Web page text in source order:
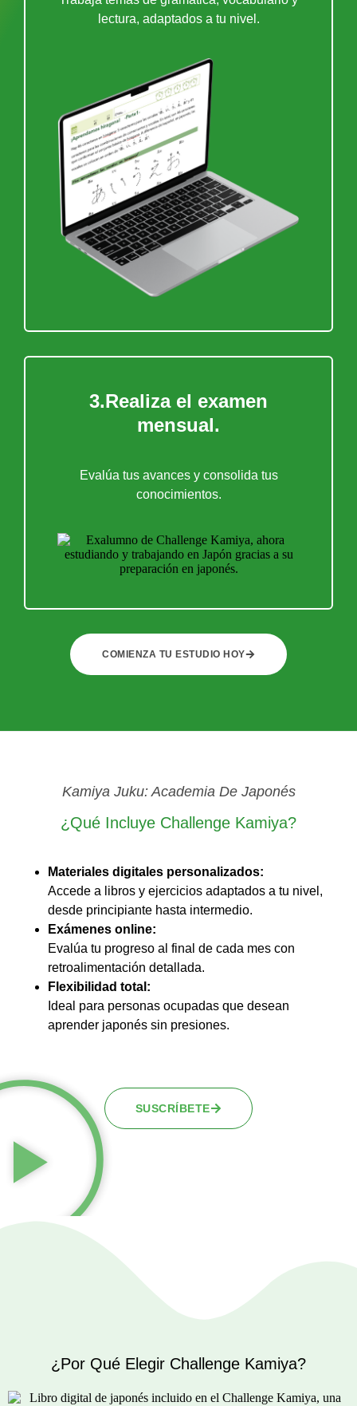
lectura, adaptados a tu nivel.
3.Realiza el examen
mensual.
Evalúa tus avances y consolida tus
conocimientos.
COMIENZA TU ESTUDIO HOY
Kamiya Juku: Academia De Japonés
¿Qué Incluye Challenge Kamiya?
Materiales digitales personalizados:
Accede a libros y ejercicios adaptados a tu nivel,
desde principiante hasta intermedio.
Exámenes online:
Evalúa tu progreso al final de cada mes con
retroalimentación detallada.
Flexibilidad total:
Ideal para personas ocupadas que desean
aprender japonés sin presiones.
SUSCRÍBETE
¿Por Qué Elegir Challenge Kamiya?